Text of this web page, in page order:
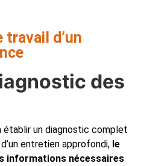
travail d’un
des
établir un diagnostic complet
entretien approfondi, le
informations nécessaires